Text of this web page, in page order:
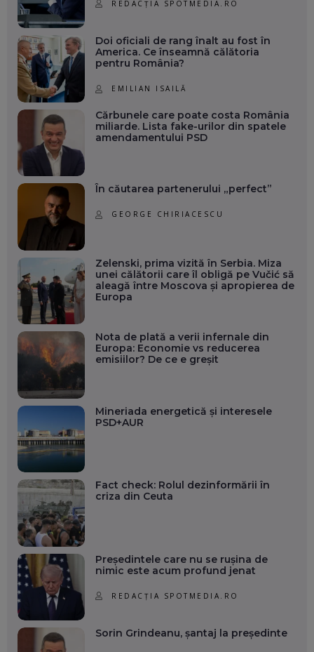
REDACȚIA SPOTMEDIA.RO
Doi oficiali de rang înalt au fost în
America. Ce înseamnă călătoria
pentru România?
EMILIAN ISAILĂ
Cărbunele care poate costa România
miliarde. Lista fake-urilor din spatele
amendamentului PSD
În căutarea partenerului „perfect”
GEORGE CHIRIACESCU
Zelenski, prima vizită în Serbia. Miza
unei călătorii care îl obligă pe Vučić să
aleagă între Moscova și apropierea de
Europa
Nota de plată a verii infernale din
Europa: Economie vs reducerea
emisiilor? De ce e greșit
Mineriada energetică și interesele
PSD+AUR
Fact check: Rolul dezinformării în
criza din Ceuta
Președintele care nu se rușina de
nimic este acum profund jenat
REDACȚIA SPOTMEDIA.RO
Sorin Grindeanu, șantaj la președinte